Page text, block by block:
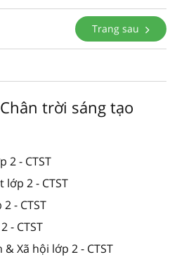
Trang sau
trời sáng tạo
2 - CTST
lớp 2 - CTST
- CTST
- CTST
Xã hội lớp 2 - CTST